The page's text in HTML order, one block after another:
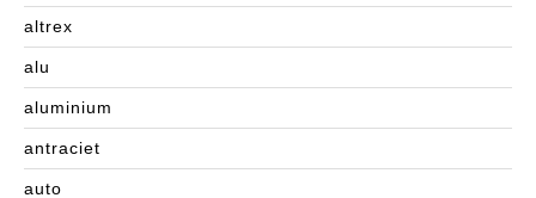
altrex
alu
aluminium
antraciet
auto